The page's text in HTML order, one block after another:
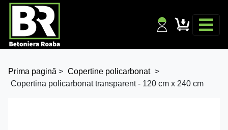
Prima pagină > Copertine policarbonat >
Copertina policarbonat transparent - 120 cm x 240 cm